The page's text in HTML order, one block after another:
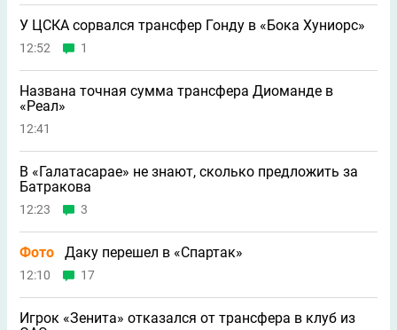
У ЦСКА сорвался трансфер Гонду в «Бока Хуниорс»
12:52 1
Названа точная сумма трансфера Диоманде в
«Реал»
12:41
В «Галатасарае» не знают, сколько предложить за
Батракова
12:23 3
Фото Даку перешел в «Спартак»
12:10 17
Игрок «Зенита» отказался от трансфера в клуб из